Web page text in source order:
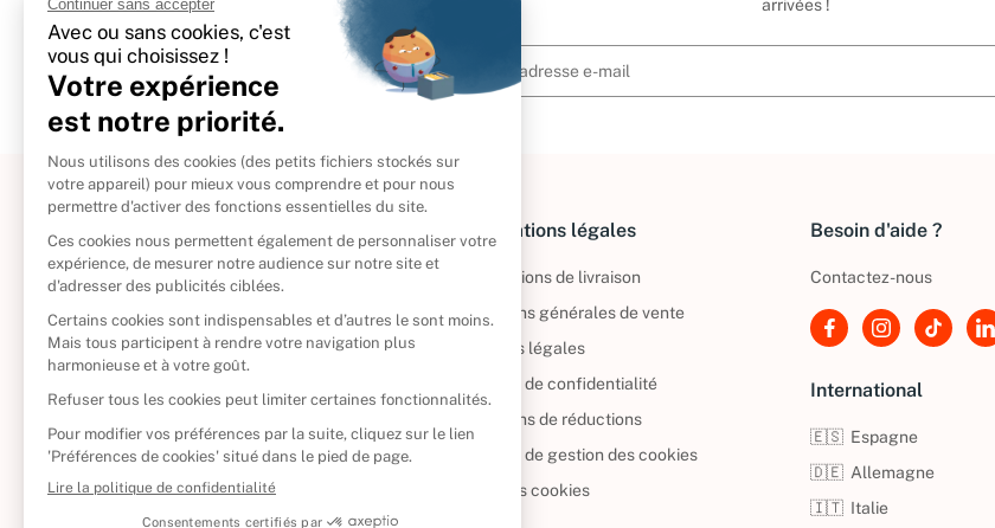
arrivées !
À propos
Politique de retour
Reprendre vos livres
Qui sommes-nous ?
CD d'occasion
DVD d'occasion
Informations légales
Informations de livraison
Conditions générales de vente
Mentions légales
Politique de confidentialité
Conditions de réductions
Politique de gestion des cookies
Gérer vos cookies
Besoin d'aide ?
Contactez-nous
International
🇪🇸 Espagne
🇩🇪 Allemagne
🇮🇹 Italie